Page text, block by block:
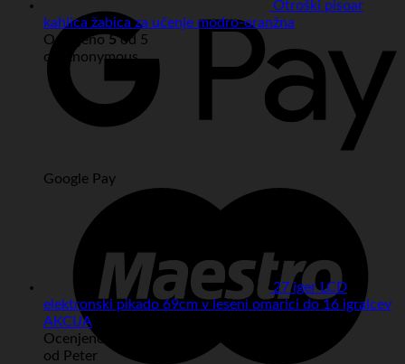
Google Pay
Otroški pisoar
kahlica žabica za učenje modro-oranžna
Ocenjeno 5od 5
od Anonymous
27 iger LCD
elektronski pikado 69cm v leseni omarici do 16 igralcev
AKCIJA
Ocenjeno
od Peter